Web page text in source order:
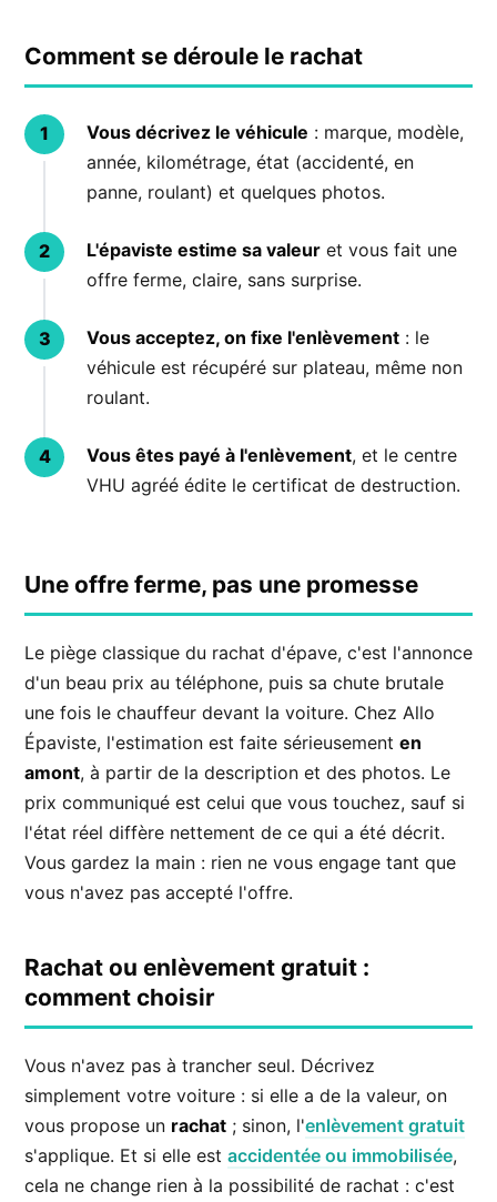
Comment se déroule le rachat
Vous décrivez le véhicule : marque, modèle,
année, kilométrage, état (accidenté, en
panne, roulant) et quelques photos.
L'épaviste estime sa valeur et vous fait une
offre ferme, claire, sans surprise.
Vous acceptez, on fixe l'enlèvement : le
véhicule est récupéré sur plateau, même non
roulant.
Vous êtes payé à l'enlèvement, et le centre
VHU agréé édite le certificat de destruction.
Une offre ferme, pas une promesse
Le piège classique du rachat d'épave, c'est l'annonce
d'un beau prix au téléphone, puis sa chute brutale
une fois le chauffeur devant la voiture. Chez Allo
Épaviste, l'estimation est faite sérieusement en
amont, à partir de la description et des photos. Le
prix communiqué est celui que vous touchez, sauf si
l'état réel diffère nettement de ce qui a été décrit.
Vous gardez la main : rien ne vous engage tant que
vous n'avez pas accepté l'offre.
Rachat ou enlèvement gratuit :
comment choisir
Vous n'avez pas à trancher seul. Décrivez
simplement votre voiture : si elle a de la valeur, on
vous propose un rachat ; sinon, l'enlèvement gratuit
s'applique. Et si elle est accidentée ou immobilisée,
cela ne change rien à la possibilité de rachat : c'est